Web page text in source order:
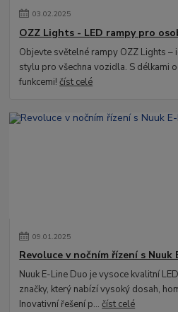
03.02.2025
OZZ Lights - LED rampy pro
Objevte světelné rampy OZZ Lights –
stylu pro všechna vozidla. S délkami
funkcemi!číst celé
09.01.2025
Revoluce v nočním řízení s Nuuk
Nuuk E-Line Duo je vysoce kvalitní
značky, který nabízí vysoký dosah,
Inovativní řešení p...číst celé